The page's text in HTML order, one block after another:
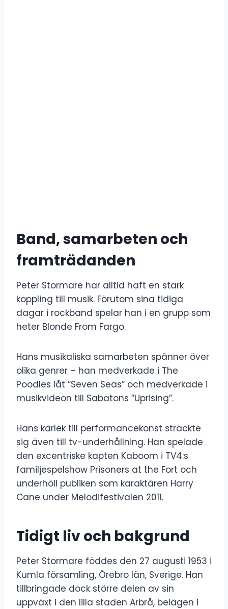
Band, samarbeten och
framträdanden
Peter Stormare har alltid haft en stark
koppling till musik. Förutom sina tidiga
dagar i rockband spelar han i en grupp som
heter Blonde From Fargo.
Hans musikaliska samarbeten spänner över
olika genrer – han medverkade i The
Poodles låt ”Seven Seas” och medverkade i
musikvideon till Sabatons ”Uprising”.
Hans kärlek till performancekonst sträckte
sig även till tv-underhållning. Han spelade
den excentriske kapten Kaboom i TV4:s
familjespelshow Prisoners at the Fort och
underhöll publiken som karaktären Harry
Cane under Melodifestivalen 2011.
Tidigt liv och bakgrund
Peter Stormare föddes den 27 augusti 1953 i
Kumla församling, Örebro län, Sverige. Han
tillbringade dock större delen av sin
uppväxt i den lilla staden Arbrå, belägen i